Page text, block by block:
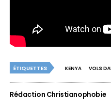
ÉTIQUETTES KENYA VOLS
Rédaction Christianophobie